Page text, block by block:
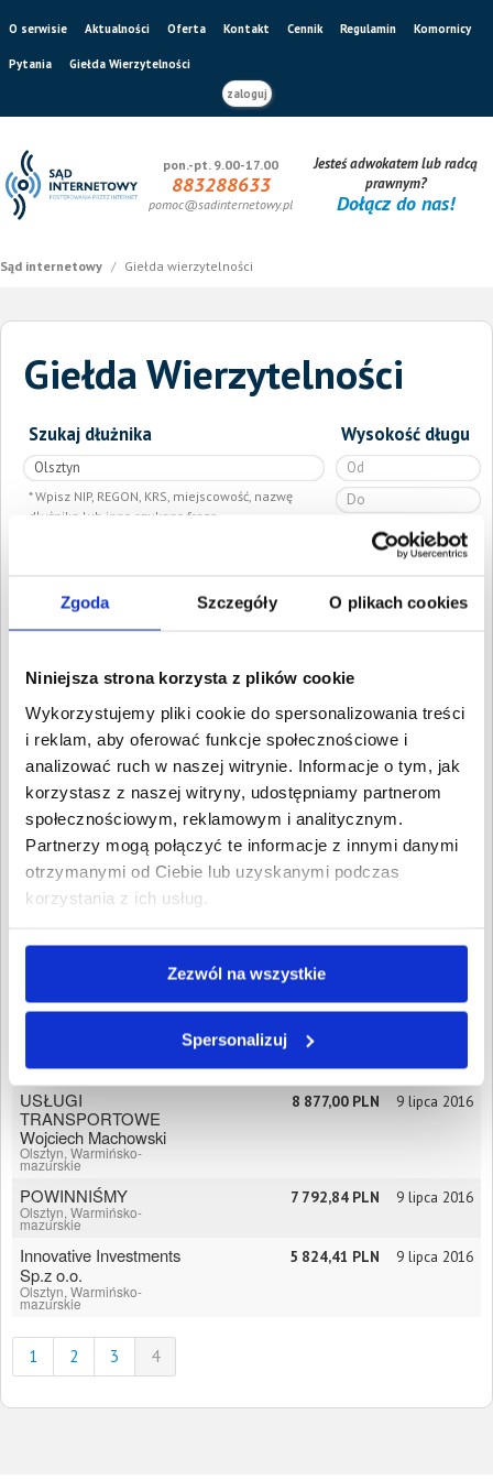
Zgoda Szczegóły O plikach cookies
Niniejsza strona korzysta z plików cookie
Wykorzystujemy pliki cookie do spersonalizowania treści
i reklam, aby oferować funkcje społecznościowe i
analizować ruch w naszej witrynie. Informacje o tym, jak
korzystasz z naszej witryny, udostępniamy partnerom
społecznościowym, reklamowym i analitycznym.
Partnerzy mogą połączyć te informacje z innymi danymi
otrzymanymi od Ciebie lub uzyskanymi podczas
korzystania z ich usług.
Zezwól na wszystkie
Spersonalizuj
O serwisie Aktualności Oferta Kontakt Cennik Regulamin Komornicy
Pytania
Giełda Wierzytelności
zaloguj
pon.-pt. 9.00-17.00
883288633
pomoc@sadinternetowy.pl
Jesteś adwokatem lub radcą
prawnym?
Dołącz do nas!
Sąd internetowy / Giełda wierzytelności
Giełda Wierzytelności
Szukaj dłużnika
Wpisz NIP, REGON, KRS, miejscowość, nazwę
dłużnika lub inną szukaną frazę
Wysokość długu
Łączna wartość:
CZTERY PORY
SPÓŁKA Z
OGRANICZONĄ
ODPOWIEDZIALNOŚCIĄ
Olsztyn, Warmińsko-
mazurskie
1 940,83 PLN
22 maja
MOK SPÓŁKA Z
OGRANICZONĄ
ODPOWIEDZIALNOŚCIĄ
Olsztyn, Warmińsko-
mazurskie
908,09 PLN
2017
MANUALNEJ
Olsztyn, Warmińsko-
mazurskie
mazurskie
1 340,38 PLN
USŁUGI
TRANSPORTOWE
Wojciech Machowski
Olsztyn, Warmińsko-
mazurskie
8 877,00 PLN 9 lipca 2016
POWINNIŚMY
Olsztyn, Warmińsko-
mazurskie
7 792,84 PLN 9 lipca 2016
Innovative Investments
Sp.z o.o.
Olsztyn, Warmińsko-
mazurskie
5 824,41 PLN 9 lipca 2016
1 2 3 4